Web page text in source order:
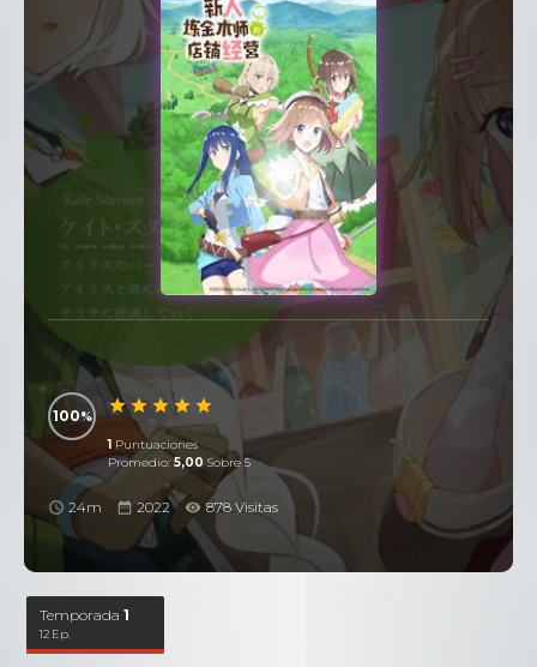
100
1 Puntuaciones
Promedio:5,00 Sobre 5
24m 2022 878 Visitas
Temporada1
12 Ep.